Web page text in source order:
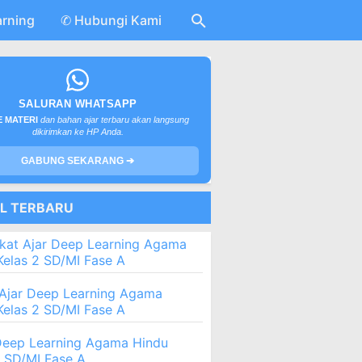
✆ Hubungi Kami
SALURAN WHATSAPP
MATERI dan bahan ajar terbaru akan langsung
dikirimkan ke HP Anda.
GABUNG SEKARANG ➔
TERBARU
Ajar Deep Learning Agama
2 SD/MI Fase A
Deep Learning Agama
2 SD/MI Fase A
Learning Agama Hindu
SD/MI Fase A